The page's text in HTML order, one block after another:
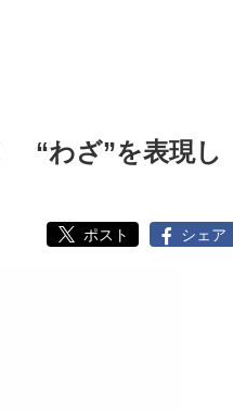
“わざ”を表現し
ポスト シェア